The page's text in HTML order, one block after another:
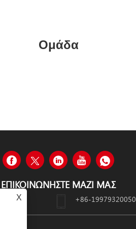
Ομάδα
ΕΠΙΚΟΙΝΩΝΉΣΤΕ ΜΑΖΊ ΜΑΣ
+86-19979320050
X